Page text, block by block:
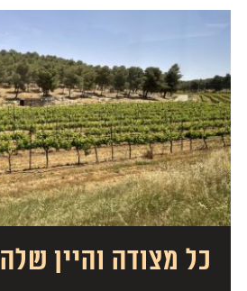
כל מצודה והיין שלה